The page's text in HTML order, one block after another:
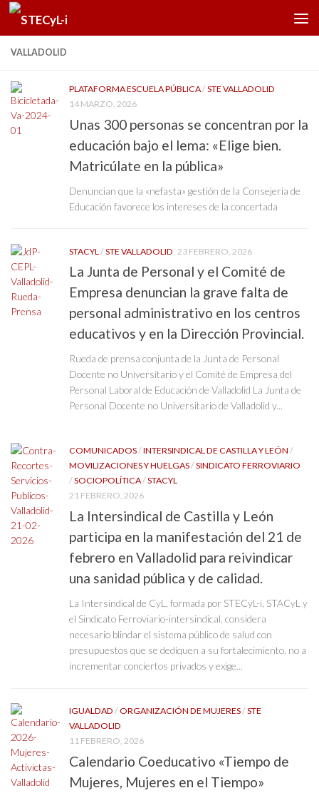
Saltar al contenido
VALLADOLID
PLATAFORMA ESCUELA PÚBLICA/STE VALLADOLID
14 MARZO, 2026
Unas 300 personas se concentran por la
educación bajo el lema: «Elige bien.
Matricúlate en la pública»
Denuncian que la «nefasta» gestión de la Consejería de
Educación favorece los intereses de la concertada
STACYL /STE VALLADOLID 23 FEBRERO, 2026
La Junta de Personal y el Comité de
Empresa denuncian la grave falta de
personal administrativo en los centros
educativos y en la Dirección Provincial.
Rueda de prensa conjunta de la Junta de Personal
Docente no Universitario y el Comité de Empresa del
Personal Laboral de Educación de Valladolid La Junta de
Personal Docente no Universitario de Valladolid y...
COMUNICADOS/INTERSINDICAL DE CASTILLA Y LEÓN /
MOVILIZACIONES Y HUELGAS/SINDICATO FERROVIARIO
/SOCIOPOLÍTICA/STACYL
21 FEBRERO, 2026
La Intersindical de Castilla y León
participa en la manifestación del 21 de
febrero en Valladolid para reivindicar
una sanidad pública y de calidad.
La Intersindical de CyL, formada por STECyL-i, STACyL y
el Sindicato Ferroviario-intersindical, considera
necesario blindar el sistema público de salud con
presupuestos que se dediquen a su fortalecimiento, no a
incrementar conciertos privados y exige...
IGUALDAD /ORGANIZACIÓN DE MUJERES/STE
VALLADOLID
11 FEBRERO, 2026
Calendario Coeducativo «Tiempo de
Mujeres, Mujeres en el Tiempo»